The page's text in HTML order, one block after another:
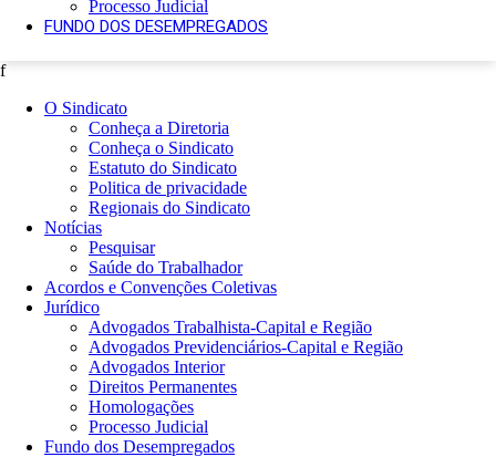
Processo Judicial
FUNDO DOS DESEMPREGADOS
f
O Sindicato
Conheça a Diretoria
Conheça o Sindicato
Estatuto do Sindicato
Politica de privacidade
Regionais do Sindicato
Notícias
Pesquisar
Saúde do Trabalhador
Acordos e Convenções Coletivas
Jurídico
Advogados Trabalhista-Capital e Região
Advogados Previdenciários-Capital e Região
Advogados Interior
Direitos Permanentes
Homologações
Processo Judicial
Fundo dos Desempregados